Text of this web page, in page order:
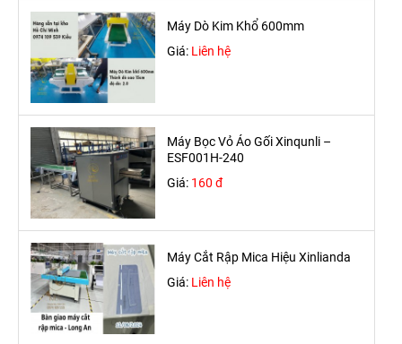
Máy Dò Kim Khổ 600mm
Giá: Liên hệ
Máy Bọc Vỏ Áo Gối Xinqunli –
ESF001H-240
Giá: 160 đ
Máy Cắt Rập Mica Hiệu Xinlianda
Giá: Liên hệ